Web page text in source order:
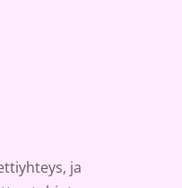
ja